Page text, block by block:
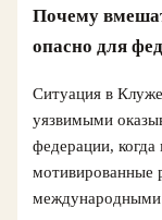
Почему
опасно для
Ситуация в Клуже
уязвимыми
федерации,
мотивированные
международными